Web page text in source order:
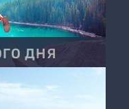
ДНЯ